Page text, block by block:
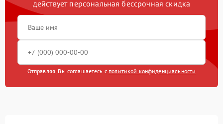
действует персональная бессрочная скидка
Отправляя, Вы соглашаетесь с политикой конфиденциальности